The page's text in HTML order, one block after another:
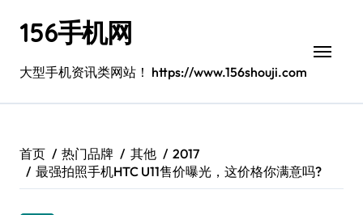
156手机网
大型手机资讯类网站！ https://www.156shouji.com
首页 热门品牌 其他
2017
最强拍照手机HTC U11售价曝光，这价格你满意吗?